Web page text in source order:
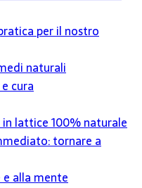
per il nostro
naturali
cura
lattice 100% naturale
tornare a
e alla mente